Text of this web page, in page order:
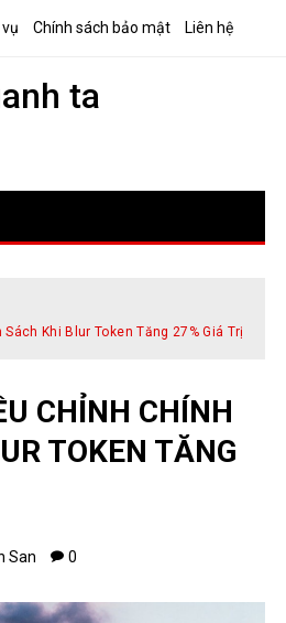
Chính sách bảo mật Liên hệ
ta
Khi Blur Token Tăng 27% Giá Trị
TOKEN TĂNG
San 0